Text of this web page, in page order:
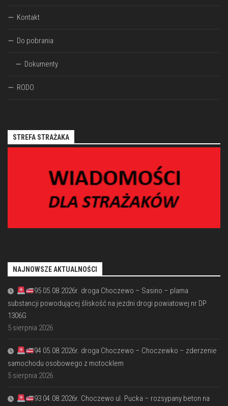
Kontakt
Do pobrania
Dokumenty
RODO
STREFA STRAŻAKA
NAJNOWSZE AKTUALNOŚCI
95 05.08.2026r. droga Choczewo – Sasino – plama
substancji powodującej śliskość na jezdni drogi powiatowej nr DP
1306G
5 sierpnia 2026
94 05.08.2026r. droga Choczewo – Choczewko – zderzenie
samochodu osobowego z motocklem
5 sierpnia 2026
93 04.08.2026r. Choczewo ul. Pucka – rozsypany beton na